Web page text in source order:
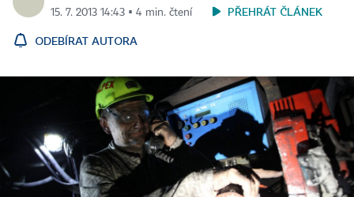
15. 7. 2013 14:43 ▪ 4 min. čtení PŘEHRÁT ČLÁNEK
ODEBÍRAT AUTORA